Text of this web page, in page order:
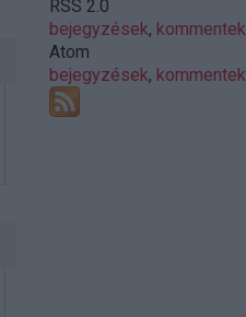
RSS 2.0
bejegyzések, kommentek
Atom
bejegyzések, kommentek